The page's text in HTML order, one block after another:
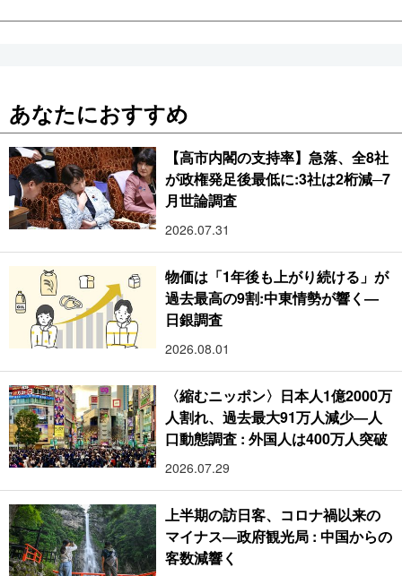
あなたにおすすめ
【高市内閣の支持率】急落、全8社
が政権発足後最低に:3社は2桁減─7
月世論調査
2026.07.31
物価は「1年後も上がり続ける」が
過去最高の9割:中東情勢が響く―
日銀調査
2026.08.01
〈縮むニッポン〉日本人1億2000万
人割れ、過去最大91万人減少―人
口動態調査 : 外国人は400万人突破
2026.07.29
上半期の訪日客、コロナ禍以来の
マイナス―政府観光局 : 中国からの
客数減響く